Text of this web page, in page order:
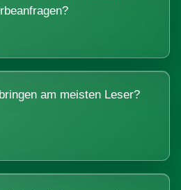
am meisten Leser?